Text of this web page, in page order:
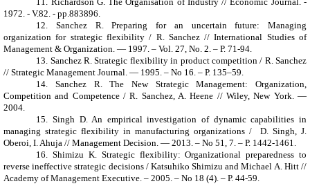
1972. - V.82. - pp.883­896.
12.
Sanchez R. Preparing for an uncertain future: Managing
organization for strategic flexibility / R. Sanchez // International Studies of
Management & Organization. — 1997. – Vol. 27, No. 2. – Р. 71-94.
13. Sanchez R. Strategic flexibility in product competition / R. Sanchez
// Strategic Management Journal. — 1995. – No 16. – Р. 135–59.
14.
Sanchez R. The New Strategic Management: Organization,
Competition and Competence / R. Sanchez, A. Heene // Wiley, New York. —
2004.
15.
Singh D. An empirical investigation of dynamic capabilities in
managing strategic flexibility in manufacturing organizations / D. Singh, J.
Oberoi, I. Ahuja // Management Decision. — 2013. – No 51, 7. – Р. 1442-1461.
16.
Shimizu K. Strategic flexibility: Organizational preparedness to
reverse ineffective strategic decisions / Katsuhiko Shimizu and Michael A. Hitt //
Academy of Management Executive. – 2005. – No 18 (4). – Р. 44-59.